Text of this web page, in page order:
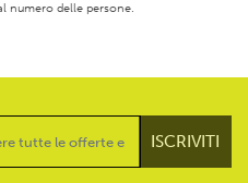
numero delle persone.